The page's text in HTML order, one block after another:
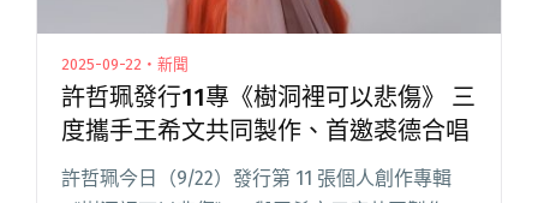
2025-09-22・新聞
許哲珮發行11專《樹洞裡可以悲傷》 三
度攜手王希文共同製作、首邀裘德合唱
許哲珮今日（9/22）發行第 11 張個人創作專輯